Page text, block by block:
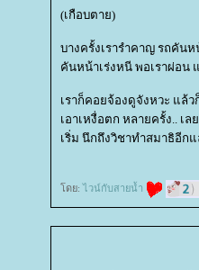
(เกือบตาย)
บางครั้งเรารำคาญ รถคัน
คันหน้าเร่งหนี พอเราผ่อน
เราก็คอยจ้องดูจังหวะ แล้
เอาเหงื่อตก หลายครั้ง.. เ
เริ่ม นึกถึงวิชาทำสมาธิอีกแ
ดย:ไวน์กับสายน้ำ